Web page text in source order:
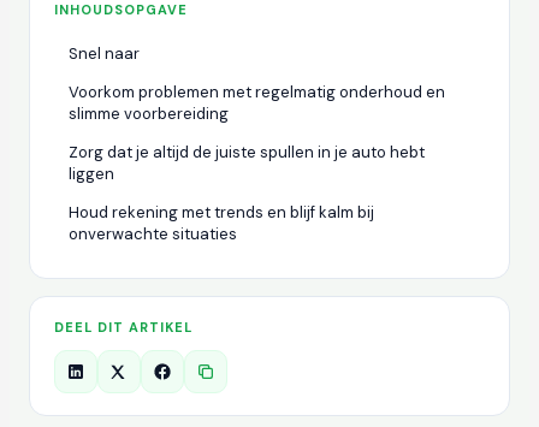
INHOUDSOPGAVE
Snel naar
Voorkom problemen met regelmatig onderhoud en
slimme voorbereiding
Zorg dat je altijd de juiste spullen in je auto hebt
liggen
Houd rekening met trends en blijf kalm bij
onverwachte situaties
DEEL DIT ARTIKEL